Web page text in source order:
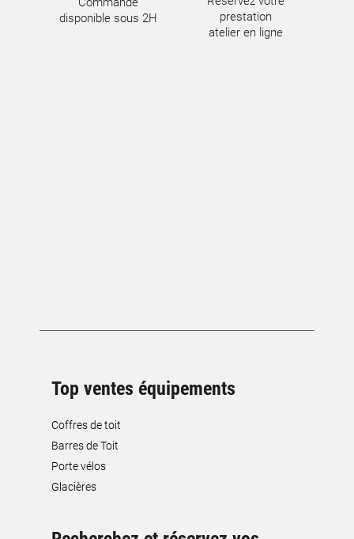
disponible sous 2H
prestation
atelier en ligne
Top ventes équipements
Coffres de toit
Barres de Toit
Porte vélos
Glacières